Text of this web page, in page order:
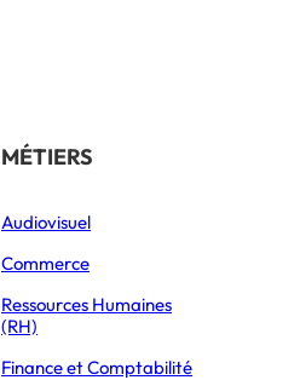
THÉMATIQUES
Orientation
Vie étudiante
Formations
MÉTIERS
Audiovisuel
Commerce
Ressources Humaines
(RH)
Finance et Comptabilité